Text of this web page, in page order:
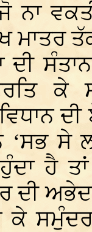
ਨਾ
ਮਾਤਰ
ਦੀ
ਕੇ
‘ਸਭ ਸੇ
ਹੈ
ਦੀ
ਕੇ